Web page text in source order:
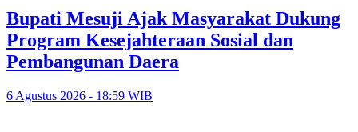
Bupati Mesuji Ajak Masyarakat Dukung
Program Kesejahteraan Sosial dan
Pembangunan Daera
6 Agustus 2026 - 18:59 WIB